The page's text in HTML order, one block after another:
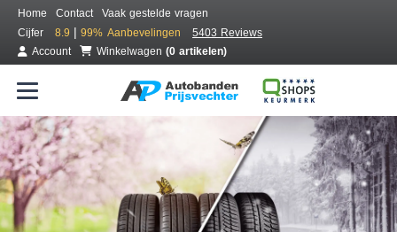
Home Contact
Vaak gestelde vragen
Cijfer
8.9 | 99% Aanbevelingen
5403 Reviews
Account
Winkelwagen (0 artikelen)